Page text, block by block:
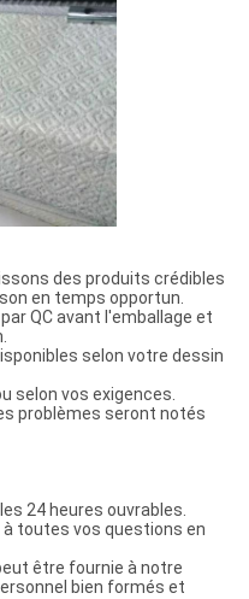
des produits crédibles
en temps opportun.
QC avant l'emballage et
selon votre dessin
selon vos exigences.
problèmes seront notés
24 heures ouvrables.
toutes vos questions en
être fournie à notre
bien formés et